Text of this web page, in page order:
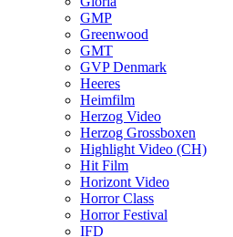
GMP
Greenwood
GMT
GVP Denmark
Heeres
Heimfilm
Herzog Video
Herzog Grossboxen
Highlight Video (CH)
Hit Film
Horizont Video
Horror Class
Horror Festival
IFD